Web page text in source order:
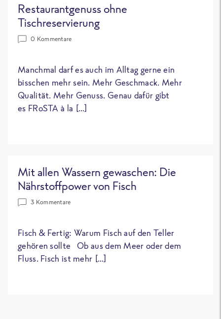
Restaurantgenuss ohne
Tischreservierung
0 Kommentare
Manchmal darf es auch im Alltag gerne ein
bisschen mehr sein. Mehr Geschmack. Mehr
Qualität. Mehr Genuss. Genau dafür gibt
es FRoSTA à la […]
Mit allen Wassern gewaschen: Die
Nährstoffpower von Fisch
3 Kommentare
Fisch & Fertig: Warum Fisch auf den Teller
gehören sollte Ob aus dem Meer oder dem
Fluss. Fisch ist mehr […]